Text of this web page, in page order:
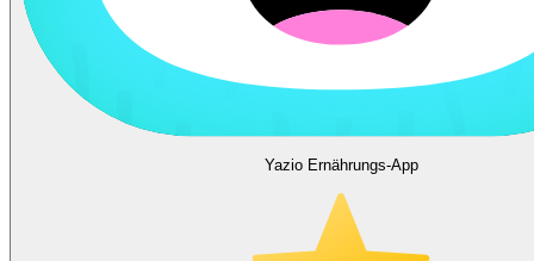
Yazio Ernährungs-App